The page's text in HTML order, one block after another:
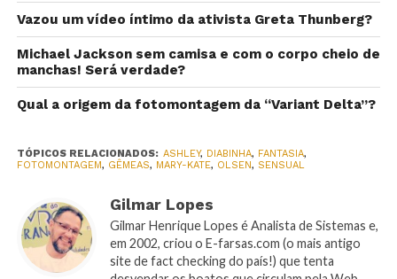
Vazou um vídeo íntimo da ativista Greta Thunberg?
Michael Jackson sem camisa e com o corpo cheio de
manchas! Será verdade?
Qual a origem da fotomontagem da “Variant Delta”?
TÓPICOS RELACIONADOS: ASHLEY, DIABINHA, FANTASIA,
FOTOMONTAGEM, GÊMEAS, MARY-KATE, OLSEN, SENSUAL
Gilmar Lopes
Gilmar Henrique Lopes é Analista de Sistemas e,
em 2002, criou o E-farsas.com (o mais antigo
site de fact checking do país!) que tenta